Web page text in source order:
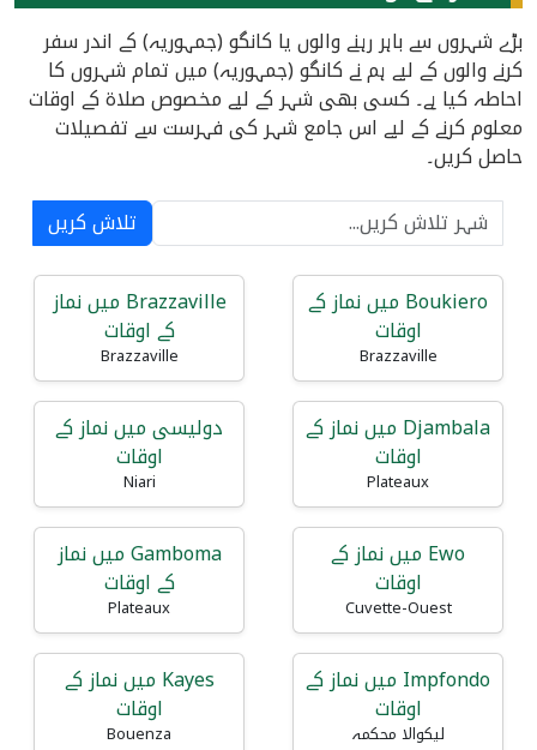
بڑے شہروں سے باہر رہنے والوں یا کانگو (جمہوریہ) کے اندر سفر
کرنے والوں کے لیے ہم نے کانگو (جمہوریہ) میں تمام شہروں کا
احاطہ کیا ہے۔ کسی بھی شہر کے لیے مخصوص صلاۃ کے اوقات
معلوم کرنے کے لیے اس جامع شہر کی فہرست سے تفصیلات
حاصل کریں۔
تلاش کریں
Boukiero میں نماز کے
اوقات
Brazzaville
Brazzaville میں نماز
کے اوقات
Brazzaville
Djambala میں نماز کے
اوقات
Plateaux
دولیسی میں نماز کے
اوقات
Niari
Ewo میں نماز کے
اوقات
Cuvette-Ouest
Gamboma میں نماز
کے اوقات
Plateaux
Impfondo میں نماز کے
اوقات
لیکوالا محکمہ
Kayes میں نماز کے
اوقات
Bouenza